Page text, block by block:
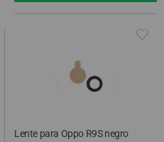
Lente para Oppo R9S negro